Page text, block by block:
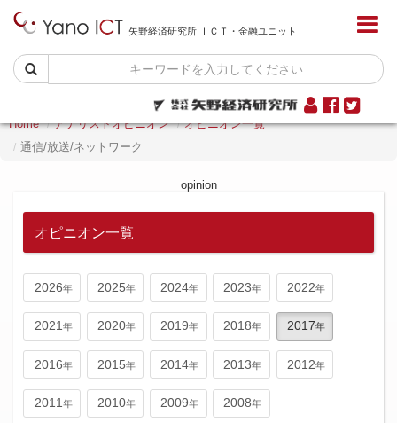
矢野経済研究所 ＩＣＴ・金融ユニット
Home アナリストオピニオン
オピニオン一覧
通信/放送/ネットワーク
opinion
オピニオン一覧
2026 2025 2024 2023 2022
2021 2020 2019 2018 2017
2016 2015 2014 2013 2012
2011 2010 2009 2008